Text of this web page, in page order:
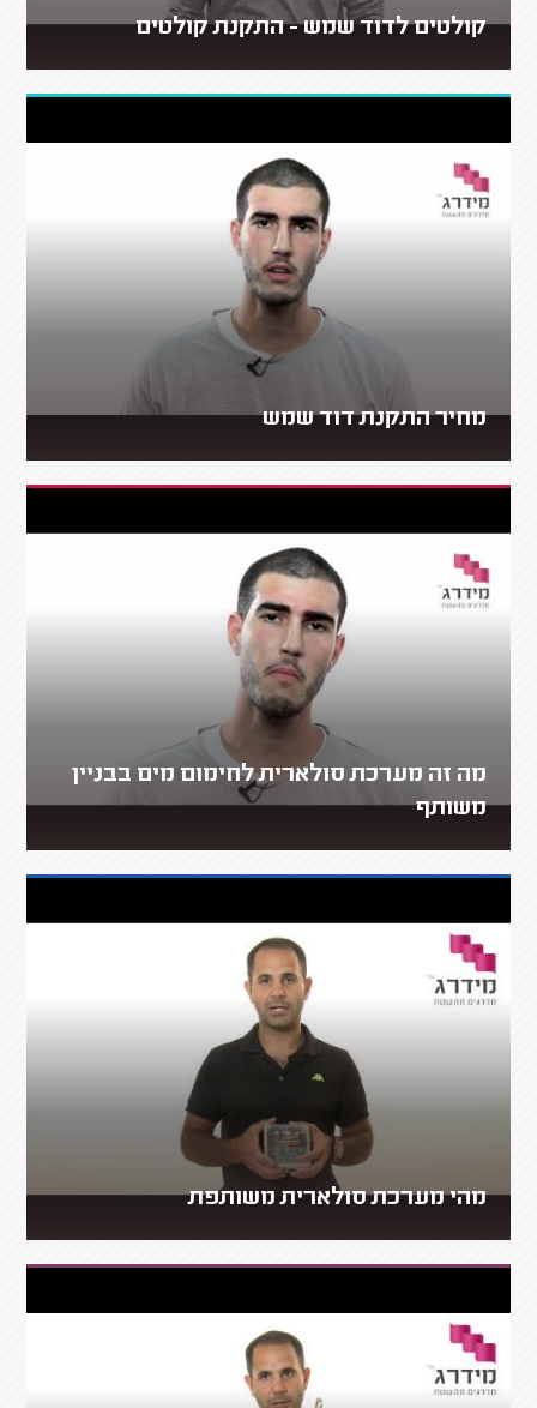
קולטים לדוד שמש - התקנת קולטים
מחיר התקנת דוד שמש
מה זה מערכת סולארית לחימום מים בבניין
משותף
מהי מערכת סולארית משותפת